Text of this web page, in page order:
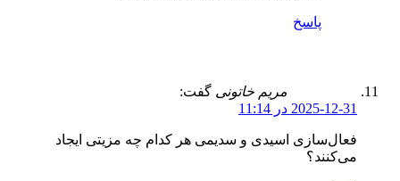
پاسخ
مریم خاتونی گفت:
2025-12-31 در 11:14
فعال‌سازی اسیدی و سدیمی هر کدام چه مزیتی ایجاد
می‌کنند؟